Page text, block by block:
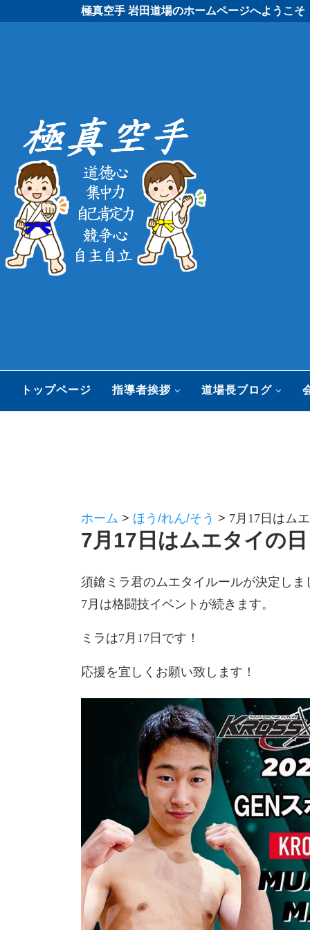
極真空手 岩田道場のホームページへようこそ
トップページ 指導者挨拶 道場長ブログ
ホーム > ほう/れん/そう > 7月17日はム
7月17日はムエタイの
須鎗ミラ君のムエタイルールが決定し
7月は格闘技イベントが続きます。
ミラは7月17日です！
応援を宜しくお願い致します！